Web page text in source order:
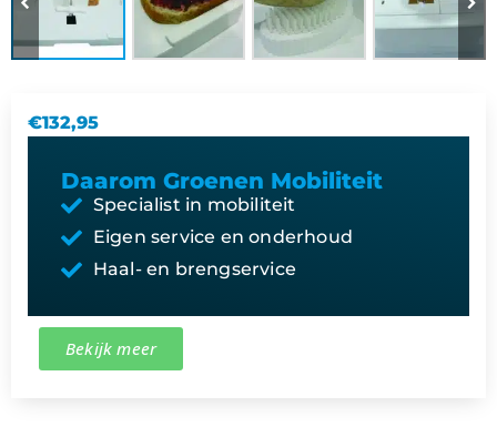
€132,95
Daarom Groenen Mobiliteit
Specialist in mobiliteit
Eigen service en onderhoud
Haal- en brengservice
Bekijk meer